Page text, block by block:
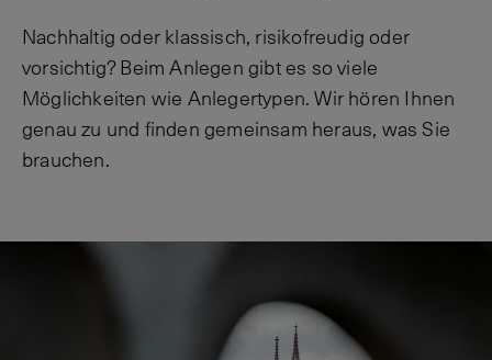
Nachhaltig oder klassisch, risikofreudig oder
vorsichtig? Beim Anlegen gibt es so viele
Möglichkeiten wie Anlegertypen. Wir hören Ihnen
genau zu und finden gemeinsam heraus, was Sie
brauchen.